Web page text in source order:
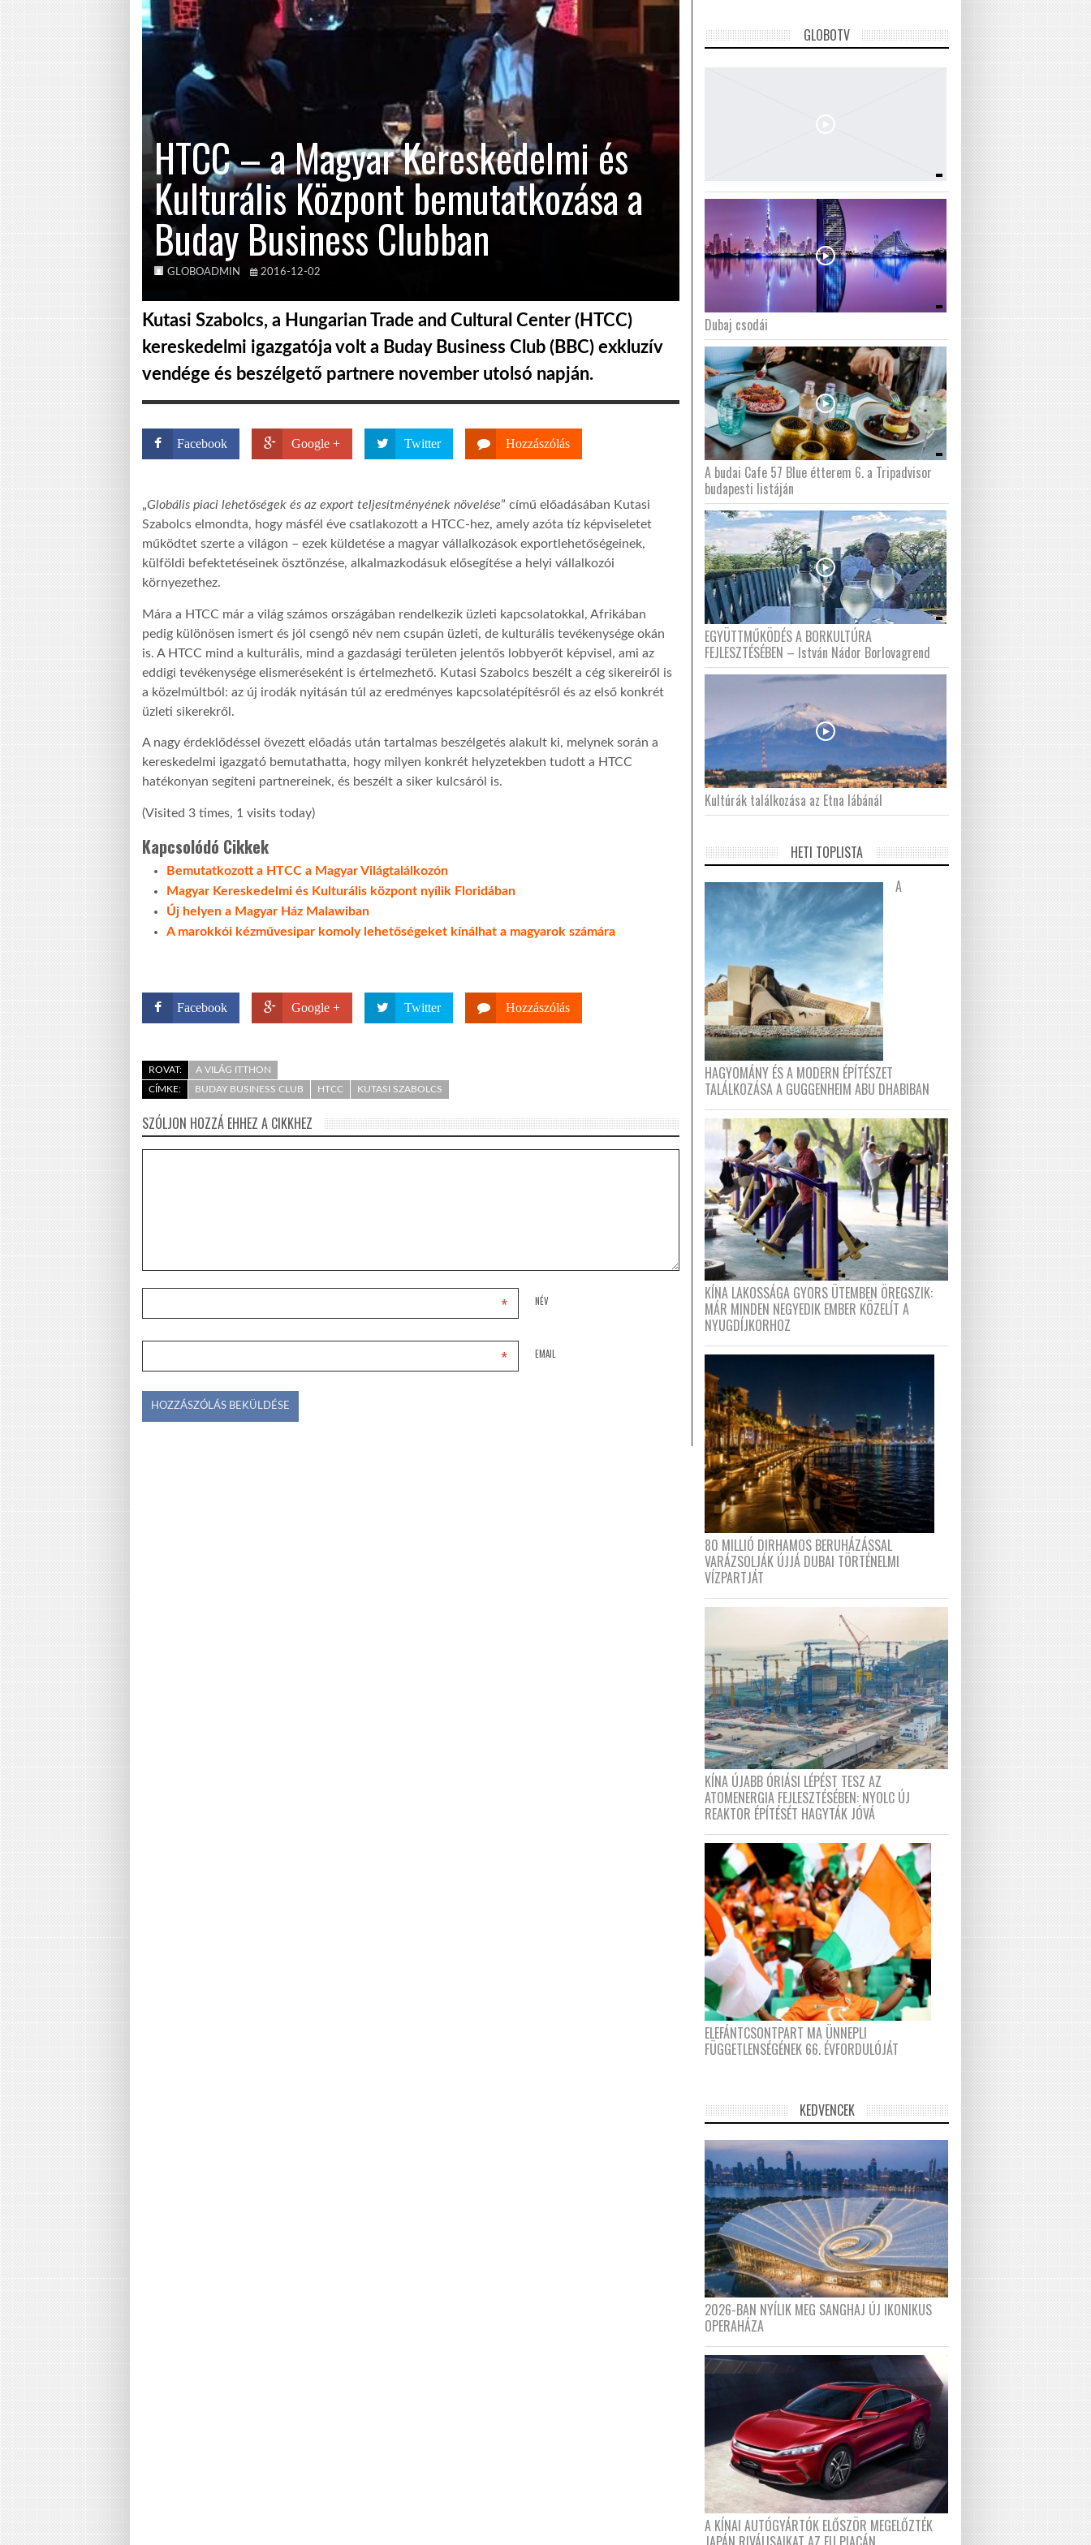
HTCC – a Magyar Kereskedelmi és
Kulturális Központ bemutatkozása a
Buday Business Clubban
GLOBOADMIN 2016-12-02
Kutasi Szabolcs, a Hungarian Trade and Cultural Center (HTCC)
kereskedelmi igazgatója volt a Buday Business Club (BBC) exkluzív
vendége és beszélgető partnere november utolsó napján.
Facebook Google + Twitter Hozzászólás
„Globális piaci lehetőségek és az export teljesítményének növelése” című előadásában Kutasi
Szabolcs elmondta, hogy másfél éve csatlakozott a HTCC-hez, amely azóta tíz képviseletet
működtet szerte a világon – ezek küldetése a magyar vállalkozások exportlehetőségeinek,
külföldi befektetéseinek ösztönzése, alkalmazkodásuk elősegítése a helyi vállalkozói
környezethez.
Mára a HTCC már a világ számos országában rendelkezik üzleti kapcsolatokkal, Afrikában
pedig különösen ismert és jól csengő név nem csupán üzleti, de kulturális tevékenysége okán
is. A HTCC mind a kulturális, mind a gazdasági területen jelentős lobbyerőt képvisel, ami az
eddigi tevékenysége elismeréseként is értelmezhető. Kutasi Szabolcs beszélt a cég sikereiről is
a közelmúltból: az új irodák nyitásán túl az eredményes kapcsolatépítésről és az első konkrét
üzleti sikerekről.
A nagy érdeklődéssel övezett előadás után tartalmas beszélgetés alakult ki, melynek során a
kereskedelmi igazgató bemutathatta, hogy milyen konkrét helyzetekben tudott a HTCC
hatékonyan segíteni partnereinek, és beszélt a siker kulcsáról is.
(Visited 3 times, 1 visits today)
Kapcsolódó Cikkek
Bemutatkozott a HTCC a Magyar Világtalálkozón
Magyar Kereskedelmi és Kulturális központ nyílik Floridában
Új helyen a Magyar Ház Malawiban
A marokkói kézművesipar komoly lehetőségeket kínálhat a magyarok számára
Facebook Google + Twitter Hozzászólás
ROVAT:
A VILÁG ITTHON
CÍMKE:
BUDAY BUSINESS CLUB HTCC KUTASI SZABOLCS
SZÓLJON HOZZÁ EHHEZ A CIKKHEZ
NÉV
*
EMAIL
*
GLOBOTV
Dubaj csodái
A budai Cafe 57 Blue étterem 6. a Tripadvisor
budapesti listáján
EGYÜTTMŰKÖDÉS A BORKULTÚRA
FEJLESZTÉSÉBEN – István Nádor Borlovagrend
Kultúrák találkozása az Etna lábánál
HETI TOPLISTA
A
HAGYOMÁNY ÉS A MODERN ÉPÍTÉSZET
TALÁLKOZÁSA A GUGGENHEIM ABU DHABIBAN
KÍNA LAKOSSÁGA GYORS ÜTEMBEN ÖREGSZIK:
MÁR MINDEN NEGYEDIK EMBER KÖZELÍT A
NYUGDÍJKORHOZ
80 MILLIÓ DIRHAMOS BERUHÁZÁSSAL
VARÁZSOLJÁK ÚJJÁ DUBAI TÖRTÉNELMI
VÍZPARTJÁT
KÍNA ÚJABB ÓRIÁSI LÉPÉST TESZ AZ
ATOMENERGIA FEJLESZTÉSÉBEN: NYOLC ÚJ
REAKTOR ÉPÍTÉSÉT HAGYTÁK JÓVÁ
ELEFÁNTCSONTPART MA ÜNNEPLI
FÜGGETLENSÉGÉNEK 66. ÉVFORDULÓJÁT
KEDVENCEK
2026-BAN NYÍLIK MEG SANGHAJ ÚJ IKONIKUS
OPERAHÁZA
A KÍNAI AUTÓGYÁRTÓK ELŐSZÖR MEGELŐZTÉK